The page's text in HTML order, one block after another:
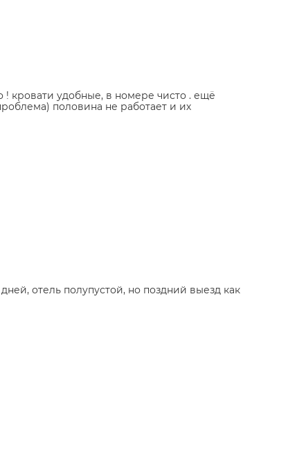
кровати удобные, в номере чисто . ещё
половина не работает и их
отель полупустой, но поздний выезд как